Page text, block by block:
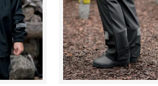
Treningsklær (133)
Turkjøkken (29)
Tursko (137
Turutstyr
19)
Tøfler (16)
Ullklær (68)
Undertøy (370)